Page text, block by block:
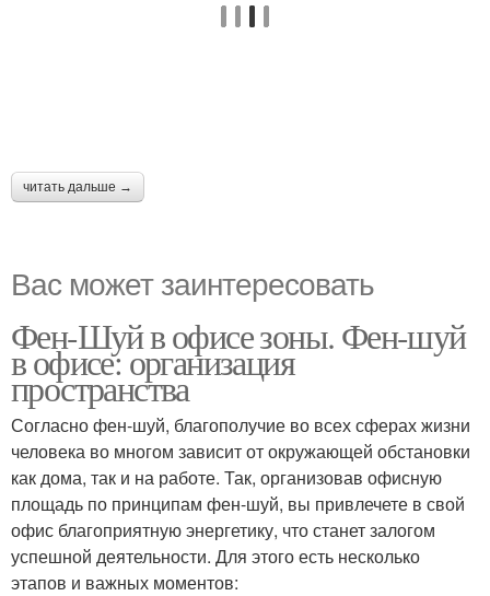
читать дальше →
Вас может заинтересовать
Фен-Шуй в офисе зоны. Фен-шуй
в офисе: организация
пространства
Согласно фен-шуй, благополучие во всех сферах жизни
человека во многом зависит от окружающей обстановки
как дома, так и на работе. Так, организовав офисную
площадь по принципам фен-шуй, вы привлечете в свой
офис благоприятную энергетику, что станет залогом
успешной деятельности. Для этого есть несколько
этапов и важных моментов: